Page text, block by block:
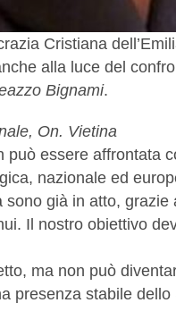
Cristiana
alla luce del
Bignami.
On. Vietina
può essere affrontata
nazionale ed
già in atto,
Il nostro obiettivo
ma non può
presenza stabile